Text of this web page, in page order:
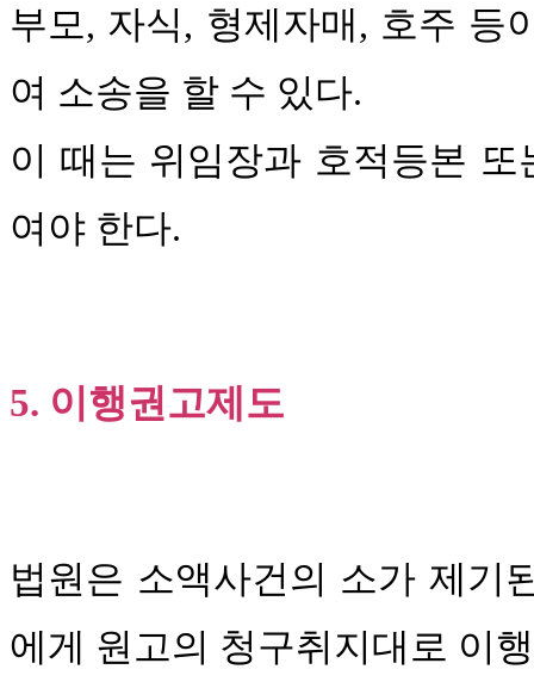
부모, 자식, 형제자매, 호주 등
여 소송을 할 수 있다.
이 때는 위임장과 호적등본
여야 한다.
5. 이행권고제도
법원은 소액사건의 소가 제기
에게 원고의 청구취지대로 이